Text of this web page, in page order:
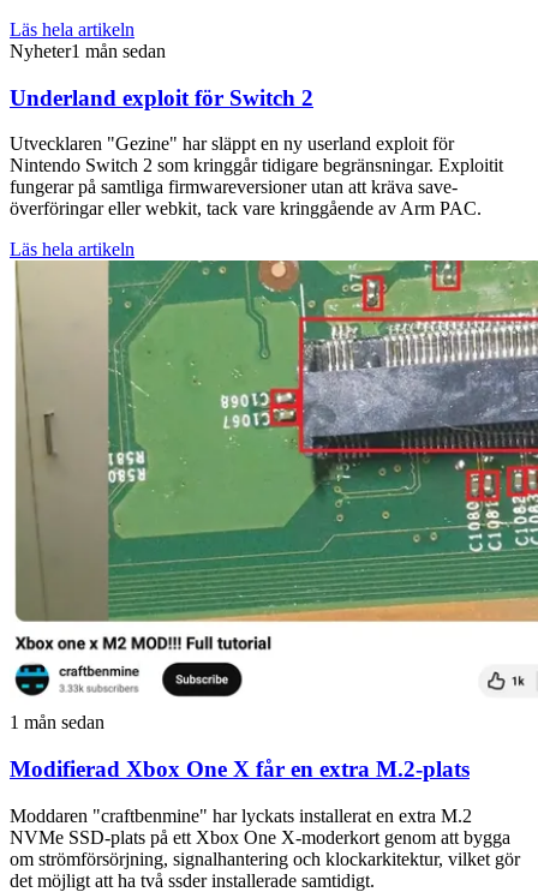
Läs hela artikeln
Nyheter1 mån sedan
Underland exploit för Switch 2
Utvecklaren "Gezine" har släppt en ny userland exploit för
Nintendo Switch 2 som kringgår tidigare begränsningar. Exploitit
fungerar på samtliga firmwareversioner utan att kräva save-
överföringar eller webkit, tack vare kringgående av Arm PAC.
Läs hela artikeln
1 mån sedan
Modifierad Xbox One X får en extra M.2-plats
Moddaren "craftbenmine" har lyckats installerat en extra M.2
NVMe SSD-plats på ett Xbox One X-moderkort genom att bygga
om strömförsörjning, signalhantering och klockarkitektur, vilket gör
det möjligt att ha två ssder installerade samtidigt.